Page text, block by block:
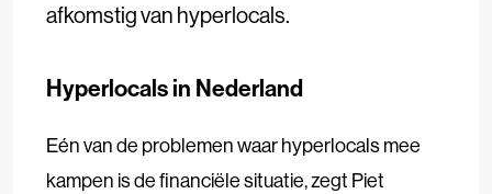
afkomstig van hyperlocals.
Hyperlocals in Nederland
Eén van de problemen waar hyperlocals mee
kampen is de financiële situatie, zegt Piet